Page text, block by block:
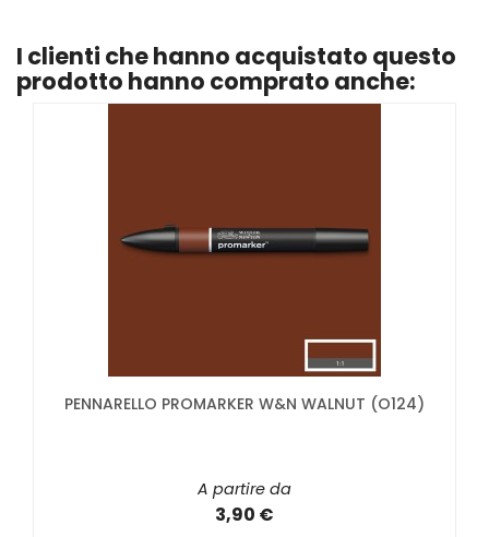
I clienti che hanno acquistato questo
prodotto hanno comprato anche:
PENNARELLO PROMARKER W&N WALNUT (O124)
A partire da
3,90 €